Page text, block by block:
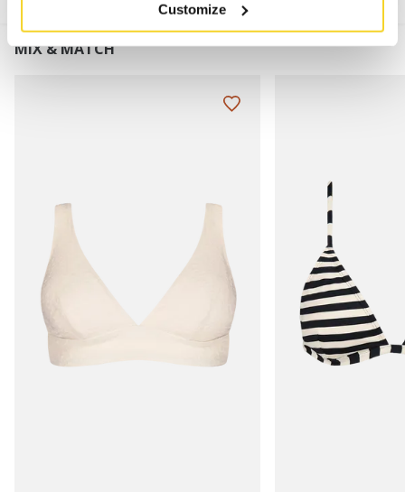
Customize
MIX & MATCH